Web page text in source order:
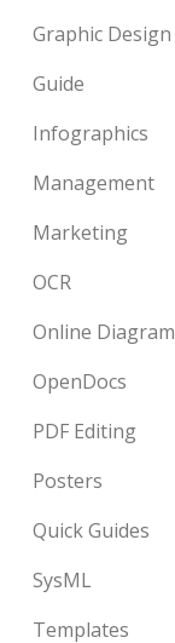
Graphic Design
Guide
Infographics
Management
Marketing
OCR
Online Diagram
OpenDocs
PDF Editing
Posters
Quick Guides
SysML
Templates